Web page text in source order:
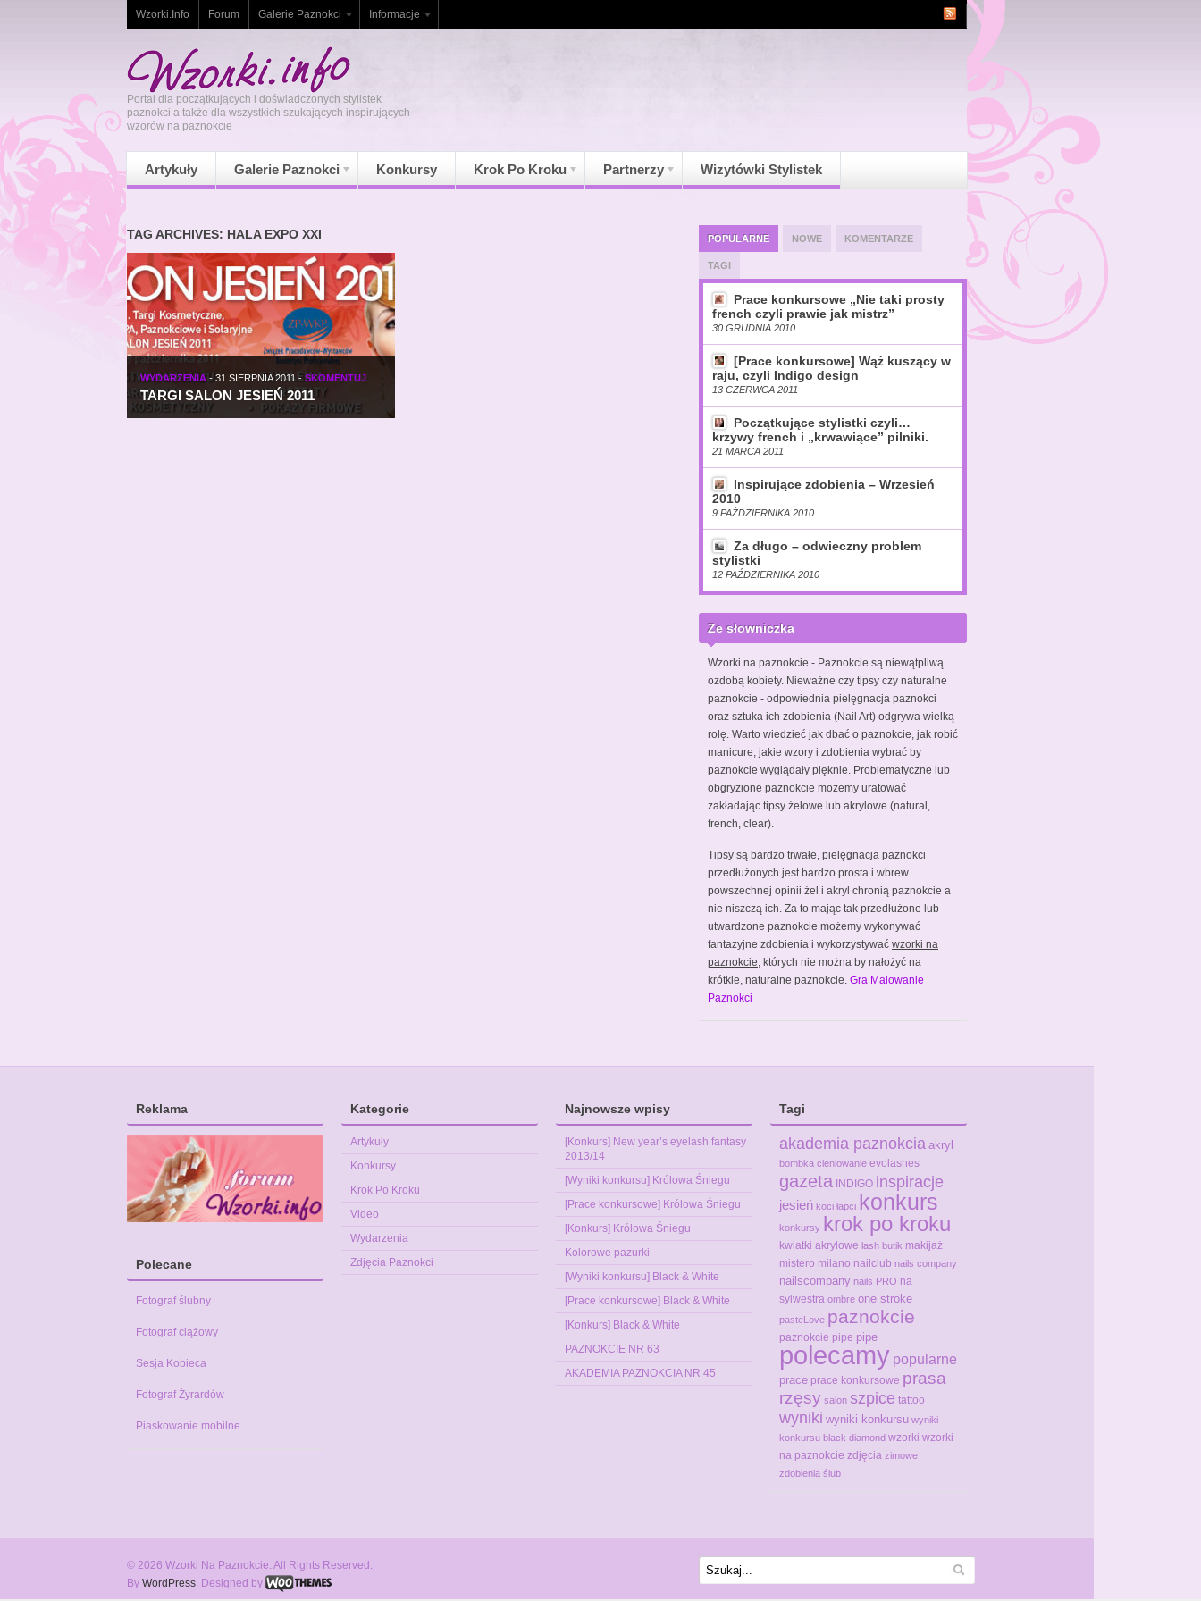
Wzorki.Info Forum Galerie Paznokci Informacje
Portal dla początkujących i doświadczonych stylistek
paznokci a także dla wszystkich szukających inspirujących
wzorów na paznokcie
Artykuły Galerie Paznokci Konkursy Krok Po Kroku Partnerzy Wizytówki Stylistek
TAG ARCHIVES: HALA EXPO XXI
WYDARZENIA - 31 SIERPNIA 2011 -SKOMENTUJ
TARGI SALON JESIEŃ 2011
POPULARNE NOWE KOMENTARZE
TAGI
Prace konkursowe „Nie taki prosty
french czyli prawie jak mistrz”
30 GRUDNIA 2010
[Prace konkursowe] Wąż kuszący w
raju, czyli Indigo design
13 CZERWCA 2011
Początkujące stylistki czyli…
krzywy french i „krwawiące” pilniki.
21 MARCA 2011
Inspirujące zdobienia – Wrzesień
2010
9 PAŹDZIERNIKA 2010
Za długo – odwieczny problem
stylistki
12 PAŹDZIERNIKA 2010
Ze słowniczka
Wzorki na paznokcie - Paznokcie są niewątpliwą
ozdobą kobiety. Nieważne czy tipsy czy naturalne
paznokcie - odpowiednia pielęgnacja paznokci
oraz sztuka ich zdobienia (Nail Art) odgrywa wielką
rolę. Warto wiedzieć jak dbać o paznokcie, jak robić
manicure, jakie wzory i zdobienia wybrać by
paznokcie wyglądały pięknie. Problematyczne lub
obgryzione paznokcie możemy uratować
zakładając tipsy żelowe lub akrylowe (natural,
french, clear).
Tipsy są bardzo trwałe, pielęgnacja paznokci
przedłużonych jest bardzo prosta i wbrew
powszechnej opinii żel i akryl chronią paznokcie a
nie niszczą ich. Za to mając tak przedłużone lub
utwardzone paznokcie możemy wykonywać
fantazyjne zdobienia i wykorzystywać wzorki na
paznokcie, których nie można by nałożyć na
krótkie, naturalne paznokcie. Gra Malowanie
Paznokci
Reklama
Polecane
Fotograf ślubny
Fotograf ciążowy
Sesja Kobieca
Fotograf Żyrardów
Piaskowanie mobilne
Kategorie
Artykuły
Konkursy
Krok Po Kroku
Video
Wydarzenia
Zdjęcia Paznokci
Najnowsze wpisy
[Konkurs] New year’s eyelash fantasy
2013/14
[Wyniki konkursu] Królowa Śniegu
[Prace konkursowe] Królowa Śniegu
[Konkurs] Królowa Śniegu
Kolorowe pazurki
[Wyniki konkursu] Black & White
[Prace konkursowe] Black & White
[Konkurs] Black & White
PAZNOKCIE NR 63
AKADEMIA PAZNOKCIA NR 45
Tagi
akademia paznokcia akryl
bombka cieniowanie evolashes
gazeta INDIGO inspiracje
jesień koci łapci konkurs
konkursy krok po kroku
kwiatki akrylowe lash butik makijaż
mistero milano nailclub nails company
nailscompany nails PRO na
sylwestra ombre one stroke
pasteLove paznokcie
paznokcie pipe pipe
polecamy popularne
prace prace konkursowe prasa
rzęsy salon szpice tattoo
wyniki wyniki konkursu wyniki
konkursu black diamond wzorki wzorki
na paznokcie zdjęcia zimowe
zdobienia ślub
© 2026 Wzorki Na Paznokcie. All Rights Reserved.
By WordPress. Designed by